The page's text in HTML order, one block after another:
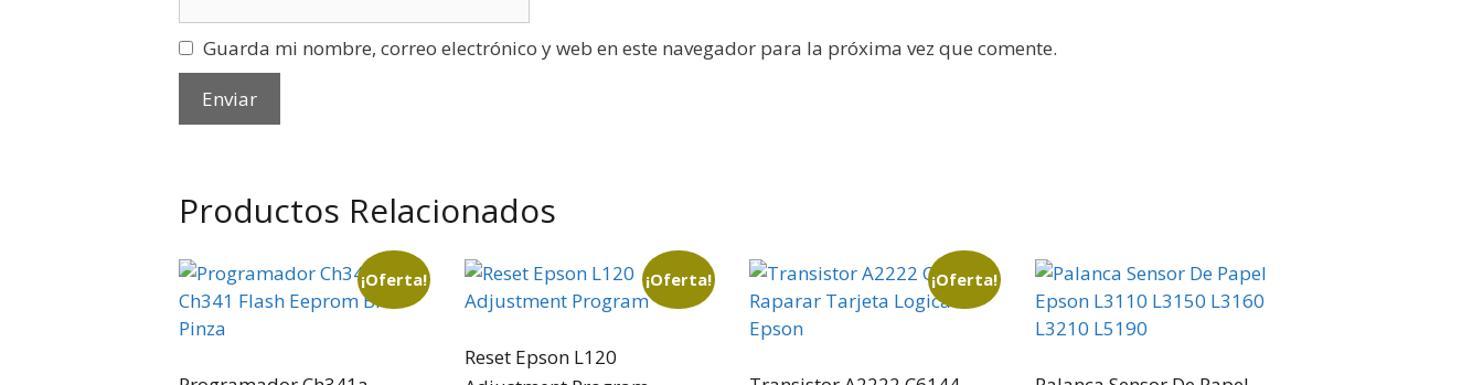
Guarda mi nombre, correo electrónico y web en este navegador para la próxima vez que comente.
Productos Relacionados
¡Oferta! ¡Oferta!
Reset Epson L120
¡Oferta!